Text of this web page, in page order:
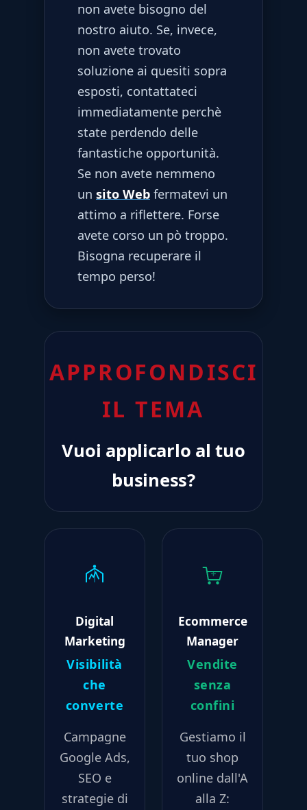
non avete bisogno del
nostro aiuto. Se, invece,
non avete trovato
soluzione ai quesiti sopra
esposti, contattateci
immediatamente perchè
state perdendo delle
fantastiche opportunità.
Se non avete nemmeno
un sito Web fermatevi un
attimo a riflettere. Forse
avete corso un pò troppo.
Bisogna recuperare il
tempo perso!
APPROFONDISCI
IL TEMA
Vuoi applicarlo al tuo
business?
Digital
Marketing
Visibilità
che
converte
Campagne
Google Ads,
SEO e
strategie di
Ecommerce
Manager
Vendite
senza
confini
Gestiamo il
tuo shop
online dall'A
alla Z: